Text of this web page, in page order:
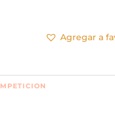
Agregar a